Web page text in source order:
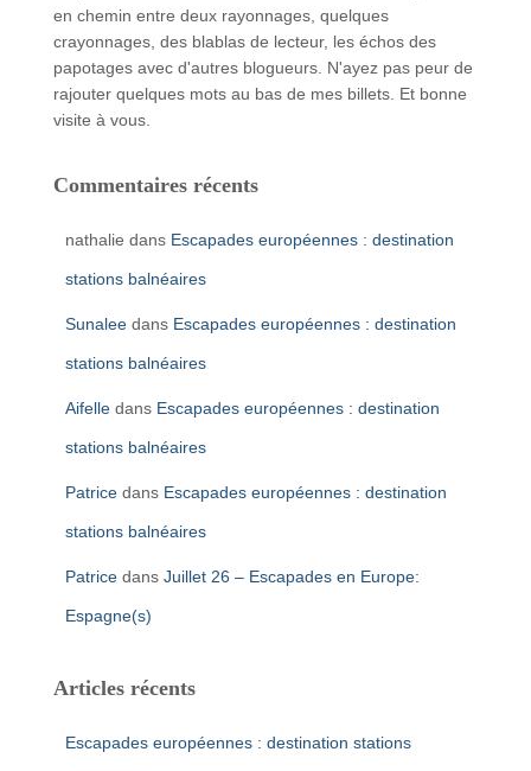
en chemin entre deux rayonnages, quelques
crayonnages, des blablas de lecteur, les échos des
papotages avec d'autres blogueurs. N'ayez pas peur de
rajouter quelques mots au bas de mes billets. Et bonne
visite à vous.
Commentaires récents
nathalie dans Escapades européennes : destination
stations balnéaires
Sunalee dans Escapades européennes : destination
stations balnéaires
Aifelle dans Escapades européennes : destination
stations balnéaires
Patrice dans Escapades européennes : destination
stations balnéaires
Patrice dans Juillet 26 – Escapades en Europe:
Espagne(s)
Articles récents
Escapades européennes : destination stations